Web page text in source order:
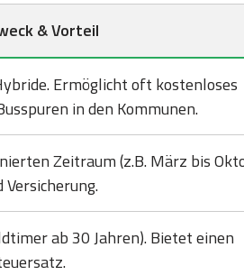
& Vorteil
Ermöglicht oft kostenloses
in den Kommunen.
Zeitraum (z.B. März bis
ab 30 Jahren). Bietet einen